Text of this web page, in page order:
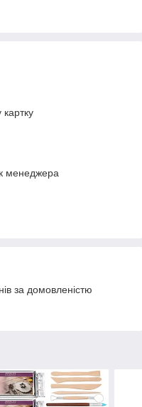
менеджера
за домовленістю